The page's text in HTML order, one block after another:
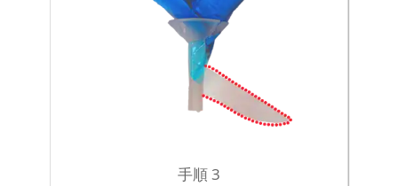
手順 3